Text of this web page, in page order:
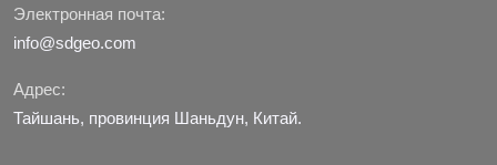
Электронная почта:
info@sdgeo.com
Адрес:
Тайшань, провинция Шаньдун, Китай.